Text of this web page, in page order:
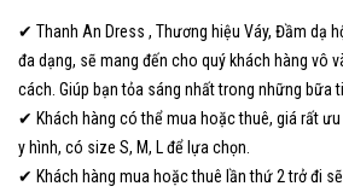
✔ Thanh An Dress , Thương hiệu Váy, Đầm dạ
đa dạng, sẽ mang đến cho quý khách hàng vô
cách. Giúp bạn tỏa sáng nhất trong những bữa
✔ Khách hàng có thể mua hoặc thuê, giá rất
y hình, có size S, M, L để lựa chọn.
✔ Khách hàng mua hoặc thuê lần thứ 2 trở đi sẽ